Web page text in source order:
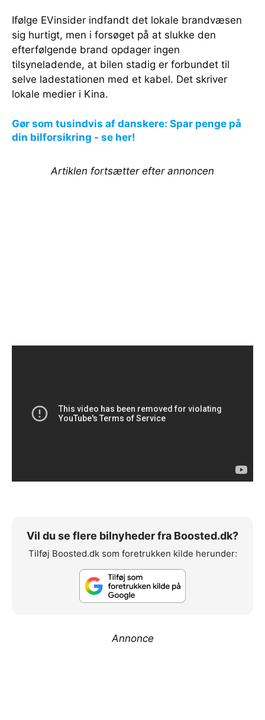
Ifølge EVinsider indfandt det lokale brandvæsen
sig hurtigt, men i forsøget på at slukke den
efterfølgende brand opdager ingen
tilsyneladende, at bilen stadig er forbundet til
selve ladestationen med et kabel. Det skriver
lokale medier i Kina.
Gør som tusindvis af danskere: Spar penge på
din bilforsikring - se her!
Artiklen fortsætter efter annoncen
Vil du se flere bilnyheder fra Boosted.dk?
Tilføj Boosted.dk som foretrukken kilde herunder:
Annonce